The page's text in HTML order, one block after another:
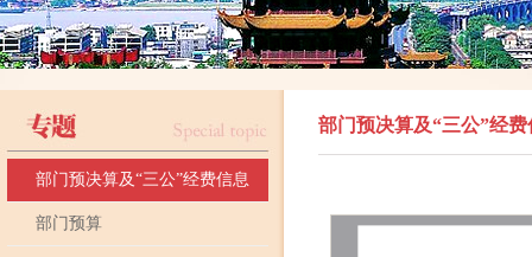
部门预决算及“三公”经费信息
部门预算
部门预决算及“三公”经费